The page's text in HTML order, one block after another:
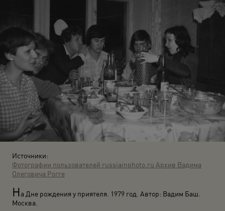
Источники:
Фотографии пользователей russiainphoto.ru Архив Вадима
Олеговича Рогге
На Дне рождения у приятеля. 1979 год. Автор: Вадим Баш.
Москва.